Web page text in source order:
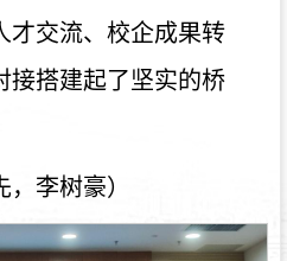
才交流、校企成果转
接搭建起了坚实的桥
，李树豪）